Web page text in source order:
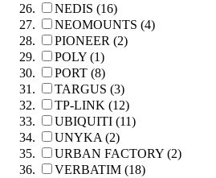
NEDIS (16)
NEOMOUNTS (4)
PIONEER (2)
POLY (1)
PORT (8)
TARGUS (3)
TP-LINK (12)
UBIQUITI (11)
UNYKA (2)
URBAN FACTORY (2)
VERBATIM (18)